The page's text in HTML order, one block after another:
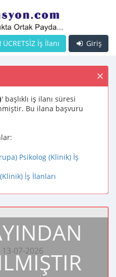
Giriş
ÜCRETSİZ İş İlanı
' başlıklı iş ilanı süresi
Bu ilana başvuru
Psikolog (Klinik) İş
İş İlanları
13-07-2026